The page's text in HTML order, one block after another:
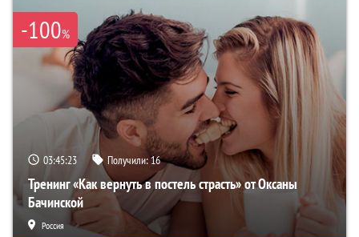
-100%
03:45:22 Получили:16
Тренинг «Как вернуть в постель страсть» от Оксаны
Бачинской
Россия